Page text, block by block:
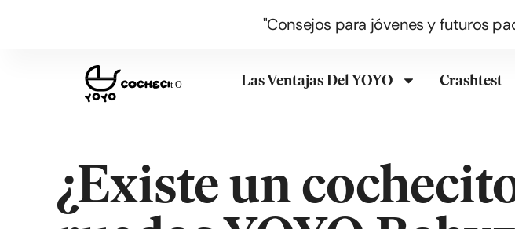
"Consejos para jóvenes y futuros
Las Ventajas Del YOYO Crashtest
¿Existe un